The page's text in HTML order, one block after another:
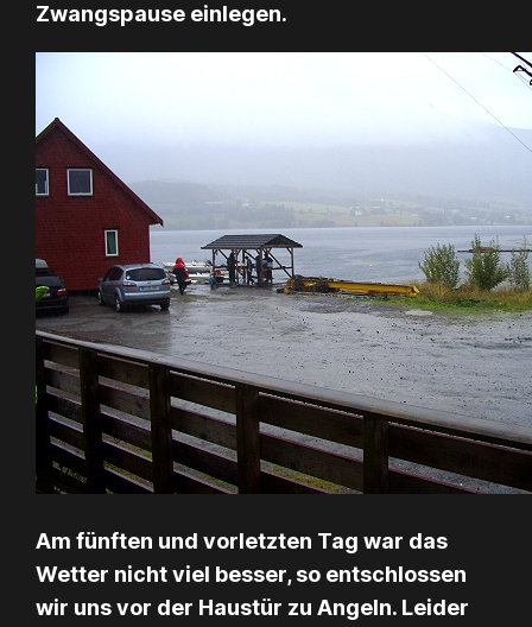
Zwangspause einlegen.
Am fünften und vorletzten Tag war das
Wetter nicht viel besser, so entschlossen
wir uns vor der Haustür zu Angeln. Leider